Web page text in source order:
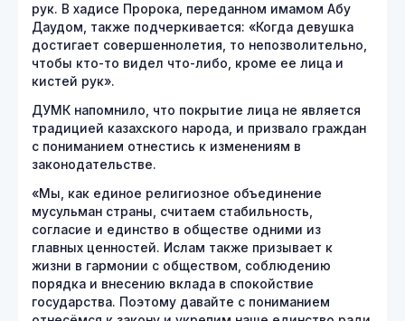
рук. В хадисе Пророка, переданном имамом Абу
Даудом, также подчеркивается: «Когда девушка
достигает совершеннолетия, то непозволительно,
чтобы кто-то видел что-либо, кроме ее лица и
кистей рук».
ДУМК напомнило, что покрытие лица не является
традицией казахского народа, и призвало граждан
с пониманием отнестись к изменениям в
законодательстве.
«Мы, как единое религиозное объединение
мусульман страны, считаем стабильность,
согласие и единство в обществе одними из
главных ценностей. Ислам также призывает к
жизни в гармонии с обществом, соблюдению
порядка и внесению вклада в спокойствие
государства. Поэтому давайте с пониманием